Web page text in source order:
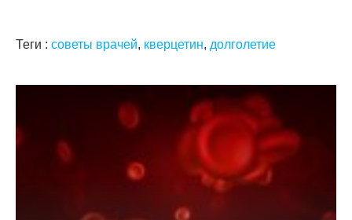
Теги : советы врачей, кверцетин, долголетие